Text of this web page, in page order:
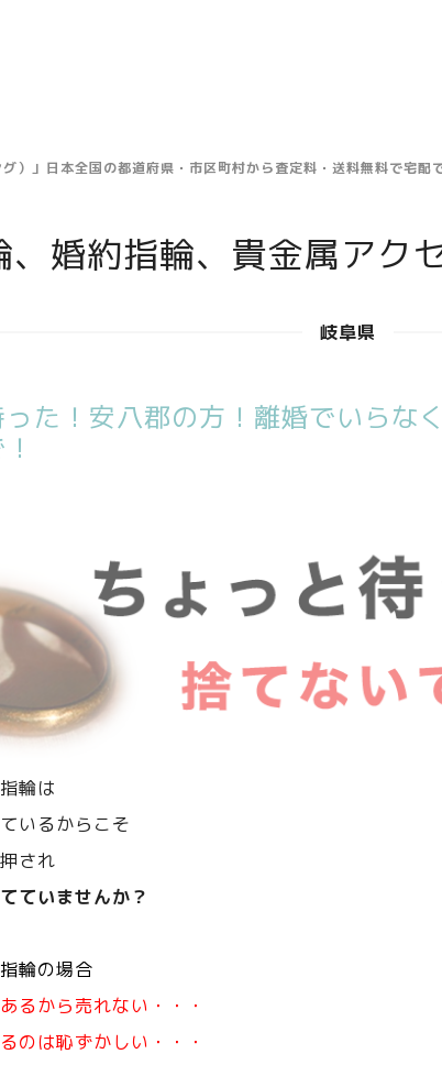
」日本全国の都道府県・市区町村から査定料・送料無料で宅配
、婚約指輪、貴金属アク
岐阜県
た！安八郡の方！離婚でいらな
輪は
いるからこそ
され
ていませんか？
輪の場合
るから売れない・・・
のは恥ずかしい・・・